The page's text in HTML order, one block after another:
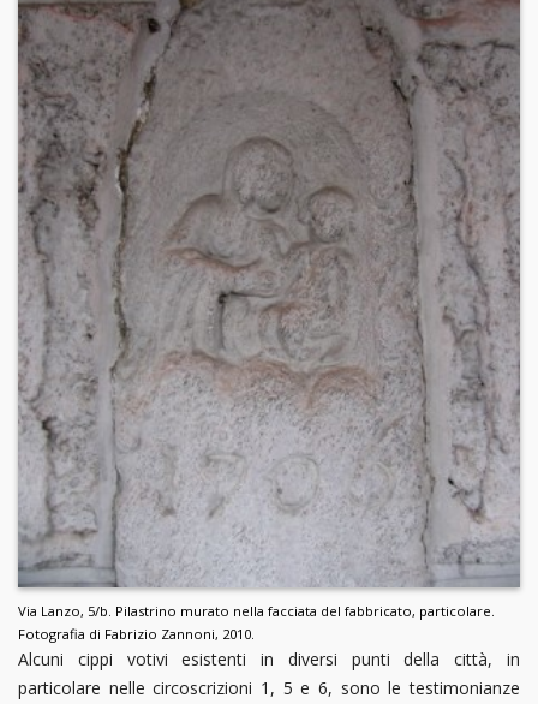
Via Lanzo, 5/b. Pilastrino murato nella facciata del fabbricato, particolare.
Fotografia di Fabrizio Zannoni, 2010.
Alcuni cippi votivi esistenti in diversi punti della città, in
particolare nelle circoscrizioni 1, 5 e 6, sono le testimonianze